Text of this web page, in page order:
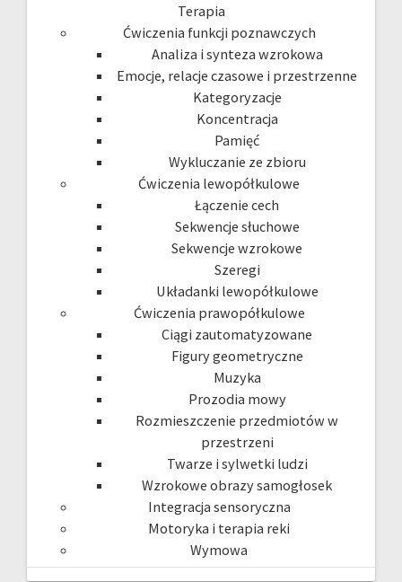
Terapia
Ćwiczenia funkcji poznawczych
Analiza i synteza wzrokowa
Emocje, relacje czasowe i przestrzenne
Kategoryzacje
Koncentracja
Pamięć
Wykluczanie ze zbioru
Ćwiczenia lewopółkulowe
Łączenie cech
Sekwencje słuchowe
Sekwencje wzrokowe
Szeregi
Układanki lewopółkulowe
Ćwiczenia prawopółkulowe
Ciągi zautomatyzowane
Figury geometryczne
Muzyka
Prozodia mowy
Rozmieszczenie przedmiotów w
przestrzeni
Twarze i sylwetki ludzi
Wzrokowe obrazy samogłosek
Integracja sensoryczna
Motoryka i terapia reki
Wymowa